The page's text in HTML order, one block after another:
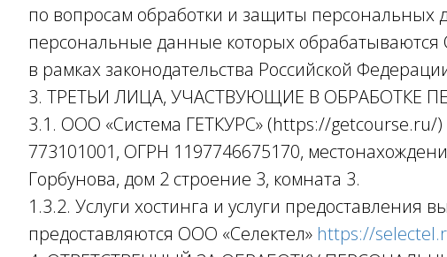
по вопросам обработки и защиты персональных
персональные данные которых обрабатываются
в рамках законодательства Российской
3. ТРЕТЬИ ЛИЦА, УЧАСТВУЮЩИЕ В ОБРАБОТКЕ
3.1. ООО «Система ГЕТКУРС» (https://
773101001, ОГРН 1197746675170,
Горбунова, дом 2 строение 3, комната 3.
1.3.2. Услуги хостинга и услуги предоставления
предоставляются ООО «Селектел» https://